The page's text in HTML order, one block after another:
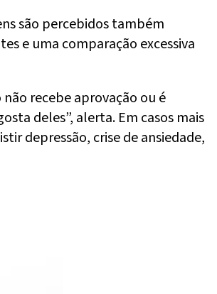
são percebidos também
e uma comparação excessiva
recebe aprovação ou é
deles”, alerta. Em casos mais
depressão, crise de ansiedade,